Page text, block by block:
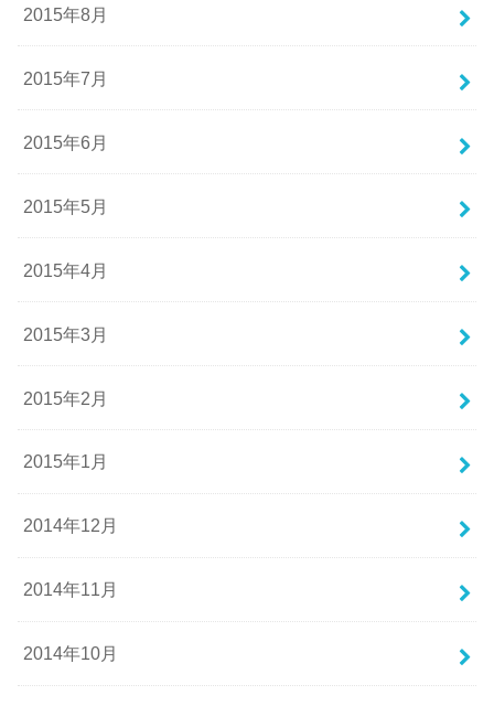
2015年8月
2015年7月
2015年6月
2015年5月
2015年4月
2015年3月
2015年2月
2015年1月
2014年12月
2014年11月
2014年10月